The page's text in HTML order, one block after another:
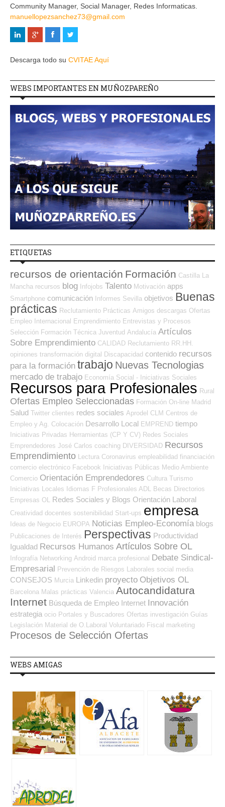
Community Manager, Social Manager, Redes Informaticas.
manuellopezsanchez73@gmail.com
Descarga todo su CVITAE Aquí
WEBS IMPORTANTES EN MUÑOZPAREÑO
ETIQUETAS
recursos de orientación Formación Castilla La
Mancha recursos blog Infojobs Talento Motivación apps
Smartphone comunicación Informes Sevilla objetivos Buenas
prácticas Reclutamiento Prácticas Amigos descargas Ofertas
Empleo Internacional
Emprendimiento Entrevistas y Procesos
Selección Formación Técnica Juventud Andalucía Artículos
Sobre Emprendimiento CALIDAD Reclutamiento RR.HH.
opiniones transformación digital Discapacidad contenido recursos
para la formación trabajo Nuevas Tecnologias
mercado de trabajo Economía Social - Iniciativas Sociales
Recursos para Profesionales Rural
Ofertas Empleo Seleccionadas Formación On-line Madrid
Salud Twitter clientes redes sociales Aprodel CLM Centros de
Empleo y Ag. Colocación Desarrollo Local EMPREND tiempo
Iniciativas Privadas Herramientas (CP Y CV) Redes Sociales
Emprendedores José Carlos coaching DIVERSIDAD Recursos
Emprendimiento
Lectura Coronavirus empleabilidad financiación
comercio electrónico Facebook Iniciativas Públicas Medio Ambiente
Comercio Orientación Emprendedores Cultura Turismo
Iniciativas Locales
Idiomas F Profesionales ADL Becas Directorios
Empresas OL
Redes Sociales y Blogs Orientación Laboral
Creatividad docentes sostenibilidad Start-ups empresa
Ideas de Negocio EUROPA Noticias Empleo-Economía blogs
Publicaciones de Interés Perspectivas Productividad
Igualdad Recursos Humanos Artículos Sobre OL
Infografía Networking Android marca profesional Debate Sindical-
Empresarial Prevención de Riesgos Laborales social media
CONSEJOS Murcia Linkedin proyecto Objetivos OL
Barcelona Malas prácticas Valencia Autocandidatura
Internet Búsqueda de Empleo Internet Innovación
estrategia ocio Portales y Buscadores Ofertas investigación Guías
Legislación Material de O.Laboral Voluntariado Fiscal marketing
Procesos de Selección Ofertas
WEBS AMIGAS